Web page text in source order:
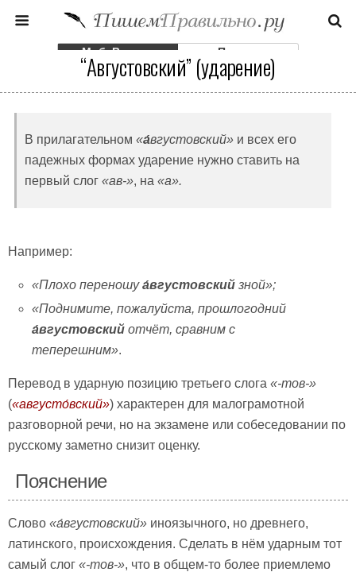
Моб. Версия Полная
“Августовский” (ударение)
В прилагательном «а́вгустовский» и всех его
падежных формах ударение нужно ставить на
первый слог «ав-», на «а».
Например:
«Плохо переношуа́вгустовский зной»;
«Поднимите, пожалуйста, прошлогодний
а́вгустовский отчёт, сравним с
теперешним».
Перевод в ударную позицию третьего слога «-тов-»
(«августо́вский») характерен для малограмотной
разговорной речи, но на экзамене или собеседовании по
русскому заметно снизит оценку.
Пояснение
Слово «а́вгустовский» иноязычного, но древнего,
латинского, происхождения. Сделать в нём ударным тот
самый слог «-тов-», что в общем-то более приемлемо